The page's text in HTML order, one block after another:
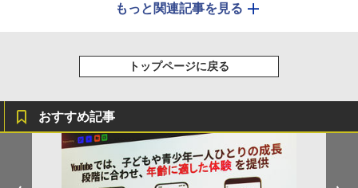
もっと関連記事を見る
トップページに戻る
おすすめ記事